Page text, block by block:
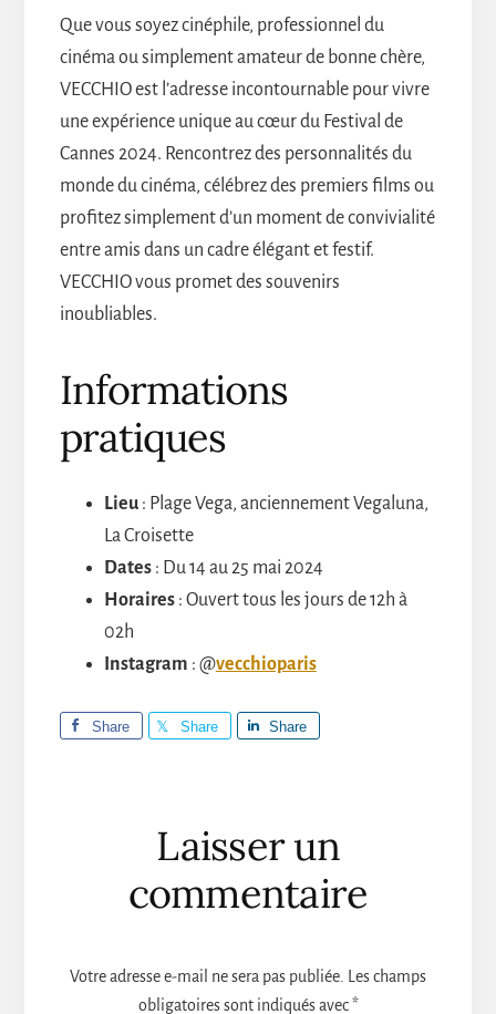
Que vous soyez cinéphile, professionnel du
cinéma ou simplement amateur de bonne chère,
VECCHIO est l’adresse incontournable pour vivre
une expérience unique au cœur du Festival de
Cannes 2024. Rencontrez des personnalités du
monde du cinéma, célébrez des premiers films ou
profitez simplement d’un moment de convivialité
entre amis dans un cadre élégant et festif.
VECCHIO vous promet des souvenirs
inoubliables.
Informations
pratiques
Lieu: Plage Vega, anciennement Vegaluna,
La Croisette
Dates: Du 14 au 25 mai 2024
Horaires: Ouvert tous les jours de 12h à
02h
Instagram : @vecchioparis
Share Share Share
Interactions
lecteur
Laisser un
commentaire
Votre adresse e-mail ne sera pas publiée.
Les champs
obligatoires sont indiqués avec*